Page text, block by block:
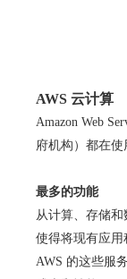
AWS 云计算
Amazon Web
府机构）都在使
最多的功能
从计算、存储
使得将现有应
AWS 的这些服